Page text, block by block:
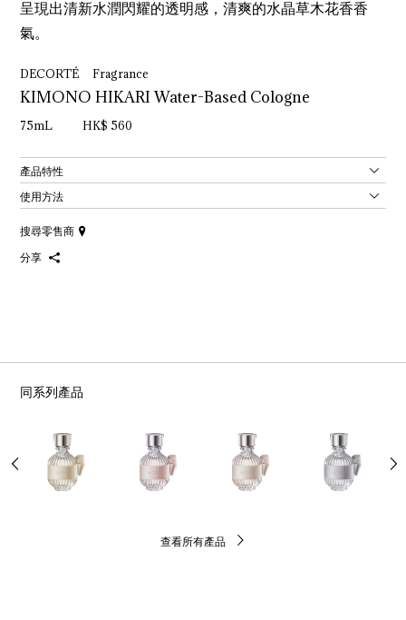
呈現出清新水潤閃耀的透明感，清爽的水晶草木花香香
氣。
DECORTÉ Fragrance
KIMONO HIKARI Water-Based Cologne
75mL HK$ 560
產品特性
使用方法
搜尋零售商
分享
同系列產品
查看所有產品